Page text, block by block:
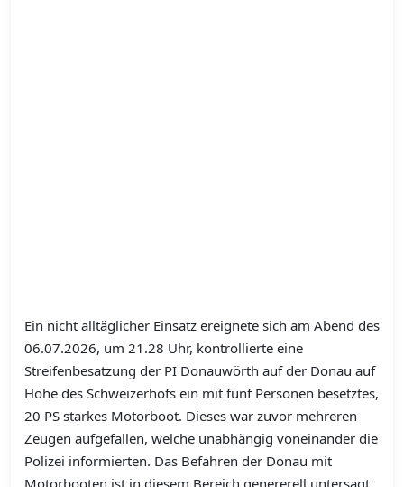
Ein nicht alltäglicher Einsatz ereignete sich am Abend des
06.07.2026, um 21.28 Uhr, kontrollierte eine
Streifenbesatzung der PI Donauwörth auf der Donau auf
Höhe des Schweizerhofs ein mit fünf Personen besetztes,
20 PS starkes Motorboot. Dieses war zuvor mehreren
Zeugen aufgefallen, welche unabhängig voneinander die
Polizei informierten. Das Befahren der Donau mit